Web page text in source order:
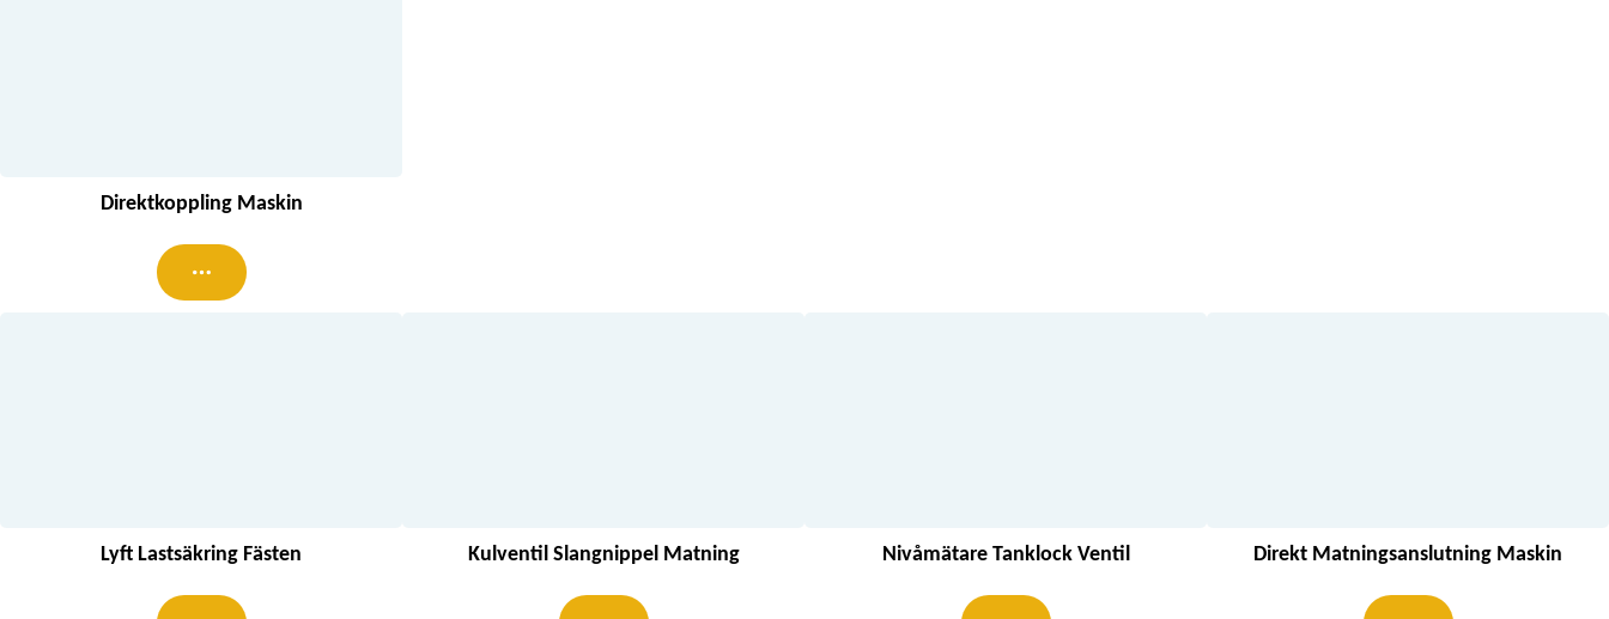
Direktkoppling Maskin
Lyft Lastsäkring Fästen Kulventil Slangnippel Matning Nivåmätare Tanklock Ventil Direkt Matningsanslutning Maskin